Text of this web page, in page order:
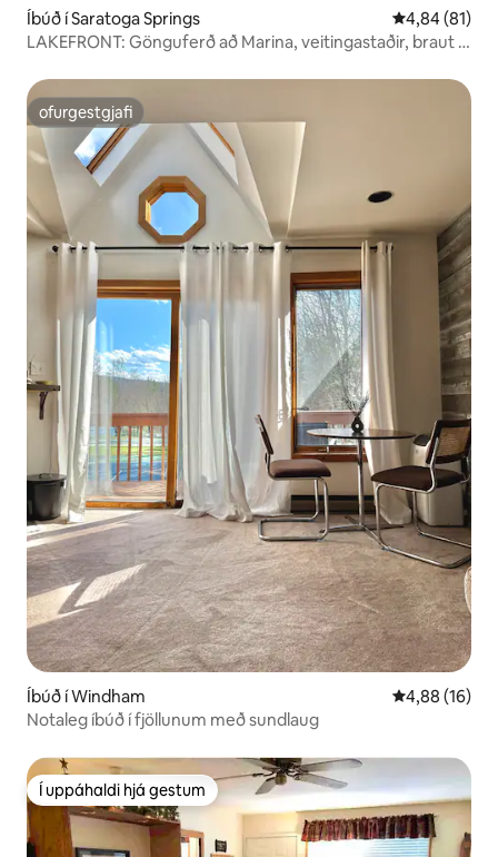
Íbúð í Saratoga Springs 4,84 af 5 í
4,84 (81)
LAKEFRONT: Gönguferð að Marina, veitingastaðir, braut í
ofurgestgjafi
ofurgestgjafi
Íbúð í Windham 4,88 af 5 í
4,88 (16)
Notaleg íbúð í fjöllunum með sundlaug
Í uppáhaldi hjá gestum
Í uppáhaldi hjá gestum